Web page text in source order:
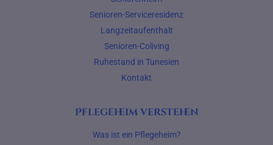
Senioren-Serviceresidenz
Langzeitaufenthalt
Senioren-Coliving
Ruhestand in Tunesien
Kontakt
Pflegeheim verstehen
Was ist ein Pflegeheim?